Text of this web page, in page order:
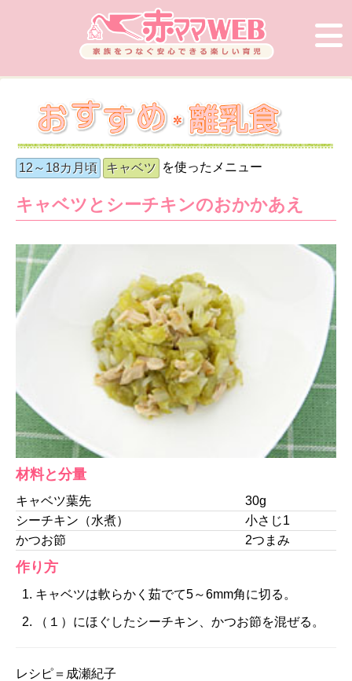
12～18カ月頃 キャベツ を使ったメニュー
キャベツとシーチキンのおかかあえ
材料と分量
キャベツ葉先
30g
シーチキン（水煮）
小さじ1
かつお節
2つまみ
作り方
キャベツは軟らかく茹でて5～6mm角に切る。
（１）にほぐしたシーチキン、かつお節を混ぜる。
レシピ＝成瀬紀子